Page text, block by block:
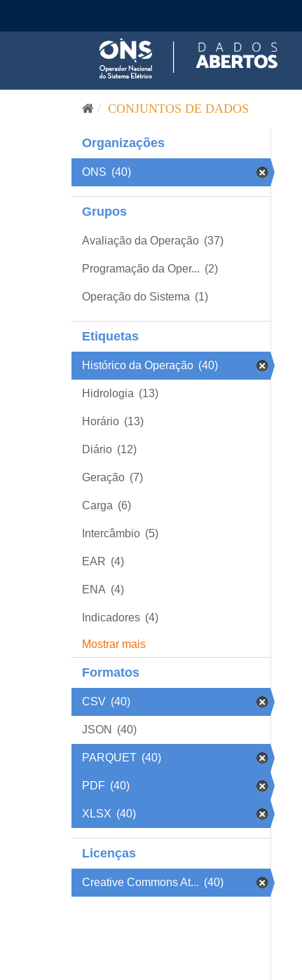
CONJUNTOS DE DADOS
Organizações
ONS (40)
Grupos
Avaliação da Operação (37)
Programação da Oper... (2)
Operação do Sistema (1)
Etiquetas
Histórico da Operação (40)
Hidrologia (13)
Horário (13)
Diário (12)
Geração (7)
Carga (6)
Intercâmbio (5)
EAR (4)
ENA (4)
Indicadores (4)
Mostrar mais
Formatos
CSV (40)
JSON (40)
PARQUET (40)
PDF (40)
XLSX (40)
Licenças
Creative Commons At... (40)